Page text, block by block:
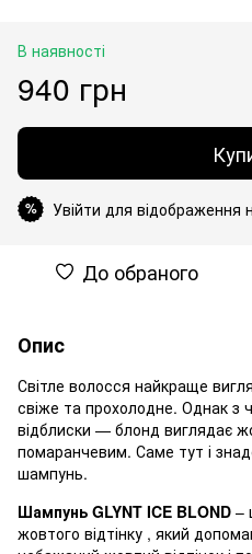
В наявності
940 грн
% Увійти для відображення
До обраного
Опис
Світле волосся найкраще
свіже та прохолодне. Однак з
відблиски — блонд виглядає
помаранчевим. Саме тут і
шампунь.
Шампунь GLYNT ICE BLOND –
жовтого відтінку , який